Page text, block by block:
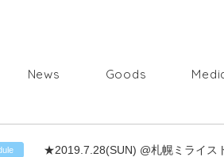
News Goods
★2019.7.28(SUN) @札幌ミライス